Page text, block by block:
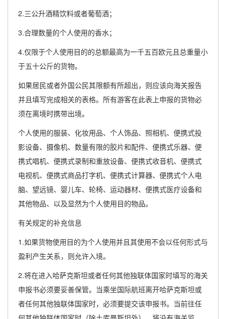
2.三公升酒精饮料或者葡萄酒；
3.合理数量的个人使用的香水；
4.仅限于个人使用目的的总额最高为一千五百欧元且总重量小
于五十公斤的货物。
如果居民或者外国公民其限额有所超出，则应该向海关报告
并且填写完成相关的表格。所有游客在此表上申报的货物必
须在离境时携带出境。
个人使用的服装、化妆用品、个人饰品、照相机、便携式投
影设备、摄像机、数量有限的胶片和配件、便携式乐器、便
携式唱机、便携式录制和重放设备、便携式收音机、便携式
电视机、便携式商品打字机、便携式计算器、便携式个人电
脑、望远镜、婴儿车、轮椅、运动器材、便携式医疗设备和
其他物品、以及显然为个人使用目的物品。
有关规定的补充信息
1.如果货物使用目的为个人使用并且其使用不会以任何形式与
盈利产生关系，则允许入境。
2.将在进入哈萨克斯坦或者任何其他独联体国家时填写的海关
申报书必须要妥善保管。当乘坐国际航班离开哈萨克斯坦或
者任何其他独联体国家时，必须要提交该申报书。当前往任